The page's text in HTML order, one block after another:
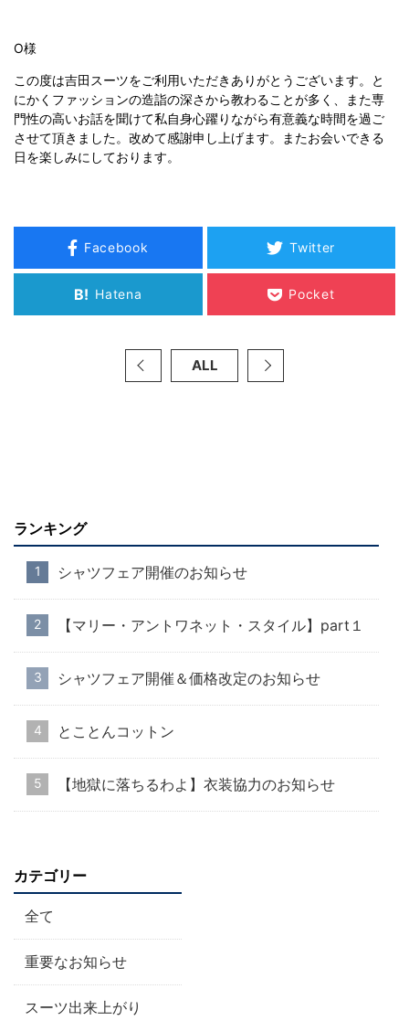
O様
この度は吉田スーツをご利用いただきありがとうございます。と
にかくファッションの造詣の深さから教わることが多く、また専
門性の高いお話を聞けて私自身心躍りながら有意義な時間を過ご
させて頂きました。改めて感謝申し上げます。またお会いできる
日を楽しみにしております。
Facebook Twitter
B! Hatena Pocket
ALL
ランキング
シャツフェア開催のお知らせ
【マリー・アントワネット・スタイル】part１
シャツフェア開催＆価格改定のお知らせ
とことんコットン
【地獄に落ちるわよ】衣装協力のお知らせ
カテゴリー
全て
重要なお知らせ
スーツ出来上がり